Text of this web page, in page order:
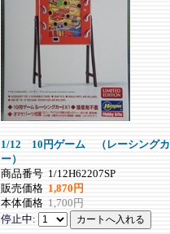
1/12 10円ゲーム （レーシングカ
ー）
商品番号 1/12H62207SP
販売価格 1,870円
本体価格 1,700円
停止中: